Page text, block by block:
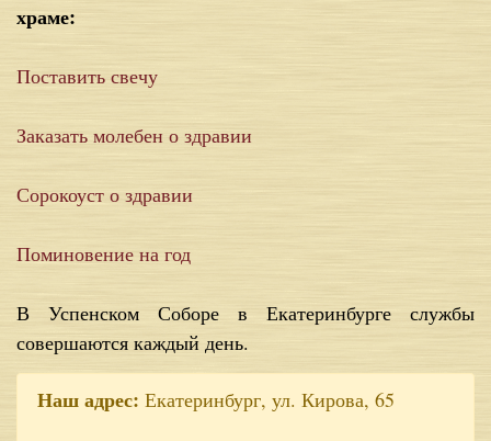
храме:
Поставить свечу
Заказать молебен о здравии
Сорокоуст о здравии
Поминовение на год
В Успенском Соборе в Екатеринбурге службы
совершаются каждый день.
Наш адрес: Екатеринбург, ул. Кирова, 65